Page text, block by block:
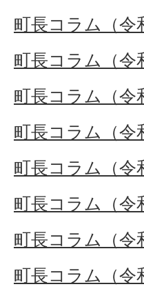
町長コラム（令
町長コラム（令
町長コラム（令
町長コラム（令
町長コラム（令
町長コラム（令
町長コラム（令
町長コラム（令